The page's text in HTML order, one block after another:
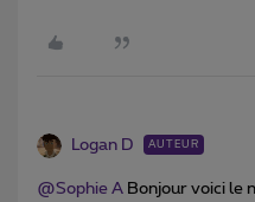
Logan D AUTEUR
@Sophie A Bonjour voici le